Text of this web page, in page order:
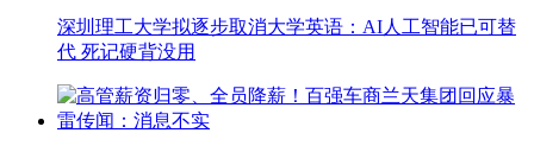
深圳理工大学拟逐步取消大学英语：AI人工智能已可替
代 死记硬背没用